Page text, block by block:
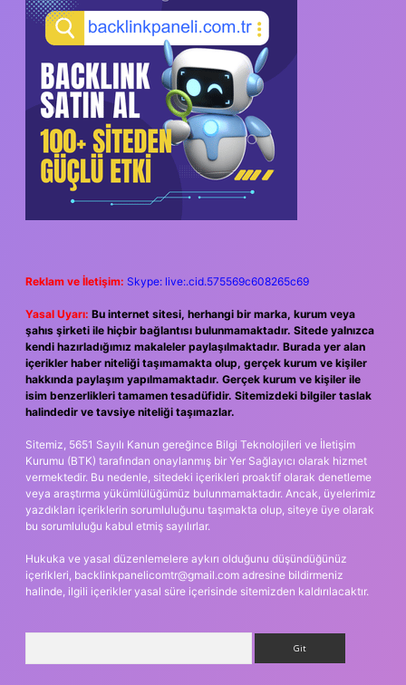
Reklam ve İletişim: Skype: live:.cid.575569c608265c69
Yasal Uyarı: Bu internet sitesi, herhangi bir marka, kurum veya
şahıs şirketi ile hiçbir bağlantısı bulunmamaktadır. Sitede yalnızca
kendi hazırladığımız makaleler paylaşılmaktadır. Burada yer alan
içerikler haber niteliği taşımamakta olup, gerçek kurum ve kişiler
hakkında paylaşım yapılmamaktadır. Gerçek kurum ve kişiler ile
isim benzerlikleri tamamen tesadüfidir. Sitemizdeki bilgiler taslak
halindedir ve tavsiye niteliği taşımazlar.
Sitemiz, 5651 Sayılı Kanun gereğince Bilgi Teknolojileri ve İletişim
Kurumu (BTK) tarafından onaylanmış bir Yer Sağlayıcı olarak hizmet
vermektedir. Bu nedenle, sitedeki içerikleri proaktif olarak denetleme
veya araştırma yükümlülüğümüz bulunmamaktadır. Ancak, üyelerimiz
yazdıkları içeriklerin sorumluluğunu taşımakta olup, siteye üye olarak
bu sorumluluğu kabul etmiş sayılırlar.
Hukuka ve yasal düzenlemelere aykırı olduğunu düşündüğünüz
içerikleri, backlinkpanelicomtr@gmail.com adresine bildirmeniz
halinde, ilgili içerikler yasal süre içerisinde sitemizden kaldırılacaktır.